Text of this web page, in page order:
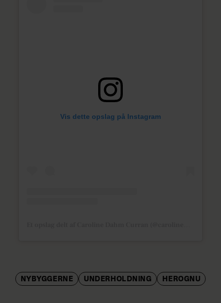
Vis dette opslag på Instagram
NYBYGGERNE UNDERHOLDNING HEROGNU